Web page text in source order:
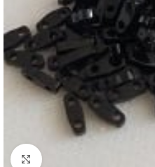
Click to enlarge